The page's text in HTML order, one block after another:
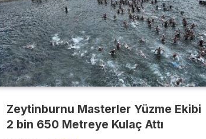
Zeytinburnu Masterler Yüzme Ekibi
2 bin 650 Metreye Kulaç Attı